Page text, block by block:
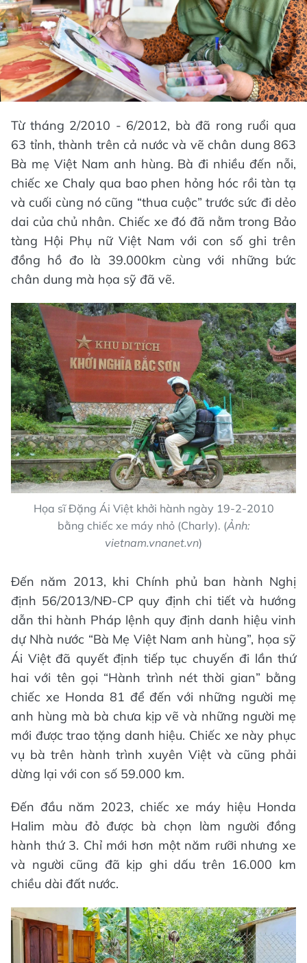
Từ tháng 2/2010 - 6/2012, bà đã rong ruổi qua
63 tỉnh, thành trên cả nước và vẽ chân dung 863
Bà mẹ Việt Nam anh hùng. Bà đi nhiều đến nỗi,
chiếc xe Chaly qua bao phen hỏng hóc rồi tàn tạ
và cuối cùng nó cũng “thua cuộc” trước sức đi dẻo
dai của chủ nhân. Chiếc xe đó đã nằm trong Bảo
tàng Hội Phụ nữ Việt Nam với con số ghi trên
đồng hồ đo là 39.000km cùng với những bức
chân dung mà họa sỹ đã vẽ.
Họa sĩ Đặng Ái Việt khởi hành ngày 19-2-2010
bằng chiếc xe máy nhỏ (Charly). (Ảnh:
vietnam.vnanet.vn)
Đến năm 2013, khi Chính phủ ban hành Nghị
định 56/2013/NĐ-CP quy định chi tiết và hướng
dẫn thi hành Pháp lệnh quy định danh hiệu vinh
dự Nhà nước “Bà Mẹ Việt Nam anh hùng”, họa sỹ
Ái Việt đã quyết định tiếp tục chuyến đi lần thứ
hai với tên gọi “Hành trình nét thời gian” bằng
chiếc xe Honda 81 để đến với những người mẹ
anh hùng mà bà chưa kịp vẽ và những người mẹ
mới được trao tặng danh hiệu. Chiếc xe này phục
vụ bà trên hành trình xuyên Việt và cũng phải
dừng lại với con số 59.000 km.
Đến đầu năm 2023, chiếc xe máy hiệu Honda
Halim màu đỏ được bà chọn làm người đồng
hành thứ 3. Chỉ mới hơn một năm rưỡi nhưng xe
và người cũng đã kịp ghi dấu trên 16.000 km
chiều dài đất nước.